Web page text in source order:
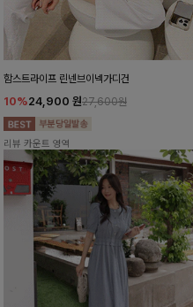
함스트라이프 린넨브이넥가디건
10%24,900 원27,600원
리뷰 카운트 영역